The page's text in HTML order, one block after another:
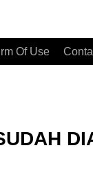
Of Use